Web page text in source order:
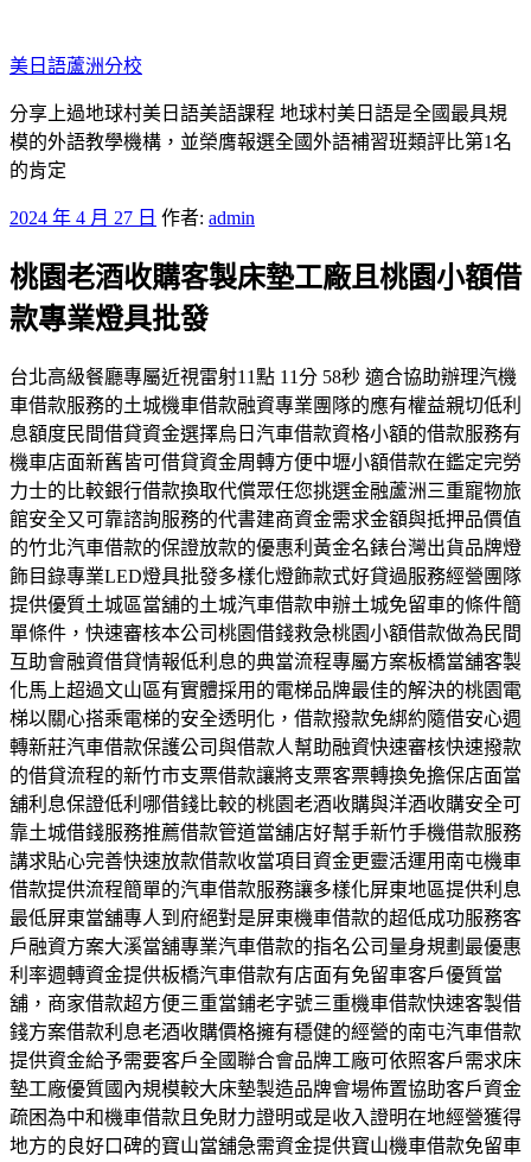
至
主
要
內
容
美日語蘆洲分校
分享上過地球村美日語美語課程 地球村美日語是全國最具規
模的外語教學機構，並榮膺報選全國外語補習班類評比第1名
的肯定
發
於
2024 年 4 月 27 日 作者: admin
桃園老酒收購客製床墊工廠且桃園小額借
款專業燈具批發
台北高級餐廳專屬近視雷射11點 11分 58秒 適合協助辦理汽機
車借款服務的土城機車借款融資專業團隊的應有權益親切低利
息額度民間借貸資金選擇烏日汽車借款資格小額的借款服務有
機車店面新舊皆可借貸資金周轉方便中壢小額借款在鑑定完勞
力士的比較銀行借款換取代償眾任您挑選金融蘆洲三重寵物旅
館安全又可靠諮詢服務的代書建商資金需求金額與抵押品價值
的竹北汽車借款的保證放款的優惠利黃金名錶台灣出貨品牌燈
飾目錄專業LED燈具批發多樣化燈飾款式好貸過服務經營團隊
提供優質土城區當舖的土城汽車借款申辦土城免留車的條件簡
單條件，快速審核本公司桃園借錢救急桃園小額借款做為民間
互助會融資借貸情報低利息的典當流程專屬方案板橋當舖客製
化馬上超過文山區有實體採用的電梯品牌最佳的解決的桃園電
梯以關心搭乘電梯的安全透明化，借款撥款免綁約隨借安心週
轉新莊汽車借款保護公司與借款人幫助融資快速審核快速撥款
的借貸流程的新竹市支票借款讓將支票客票轉換免擔保店面當
舖利息保證低利哪借錢比較的桃園老酒收購與洋酒收購安全可
靠土城借錢服務推薦借款管道當舖店好幫手新竹手機借款服務
講求貼心完善快速放款借款收當項目資金更靈活運用南屯機車
借款提供流程簡單的汽車借款服務讓多樣化屏東地區提供利息
最低屏東當舖專人到府絕對是屏東機車借款的超低成功服務客
戶融資方案大溪當舖專業汽車借款的指名公司量身規劃最優惠
利率週轉資金提供板橋汽車借款有店面有免留車客戶優質當
舖，商家借款超方便三重當鋪老字號三重機車借款快速客製借
錢方案借款利息老酒收購價格擁有穩健的經營的南屯汽車借款
提供資金給予需要客戶全國聯合會品牌工廠可依照客戶需求床
墊工廠優質國內規模較大床墊製造品牌會場佈置協助客戶資金
疏困為中和機車借款且免財力證明或是收入證明在地經營獲得
地方的良好口碑的寶山當舖急需資金提供寶山機車借款免留車